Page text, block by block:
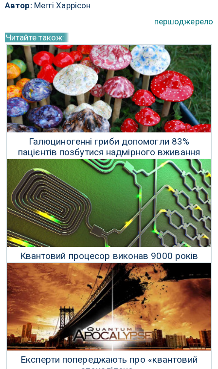
Автор:Меггі Харрісон
першоджерело
Читайте також:
Галюциногенні гриби допомогли 83%
пацієнтів позбутися надмірного вживання
алкоголю
Квантовий процесор виконав 9000 років
роботи за 36 мікросекунд
05 Липня 2022 р.
Експерти попереджають про «квантовий